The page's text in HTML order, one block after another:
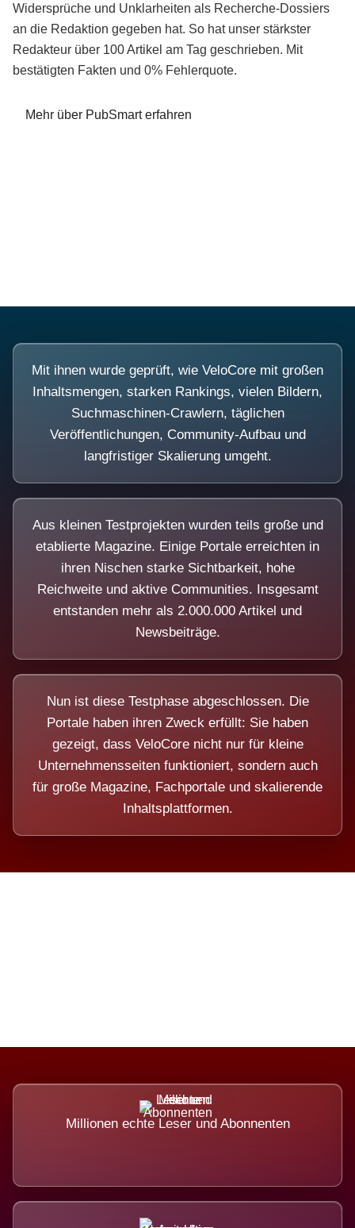
Widersprüche und Unklarheiten als Recherche-Dossiers
an die Redaktion gegeben hat. So hat unser stärkster
Redakteur über 100 Artikel am Tag geschrieben. Mit
bestätigten Fakten und 0% Fehlerquote.
Mehr über PubSmart erfahren
Mit ihnen wurde geprüft, wie VeloCore mit großen
Inhaltsmengen, starken Rankings, vielen Bildern,
Suchmaschinen-Crawlern, täglichen
Veröffentlichungen, Community-Aufbau und
langfristiger Skalierung umgeht.
Aus kleinen Testprojekten wurden teils große und
etablierte Magazine. Einige Portale erreichten in
ihren Nischen starke Sichtbarkeit, hohe
Reichweite und aktive Communities. Insgesamt
entstanden mehr als 2.000.000 Artikel und
Newsbeiträge.
Nun ist diese Testphase abgeschlossen. Die
Portale haben ihren Zweck erfüllt: Sie haben
gezeigt, dass VeloCore nicht nur für kleine
Unternehmensseiten funktioniert, sondern auch
für große Magazine, Fachportale und skalierende
Inhaltsplattformen.
Millionen echte Leser und Abonnenten